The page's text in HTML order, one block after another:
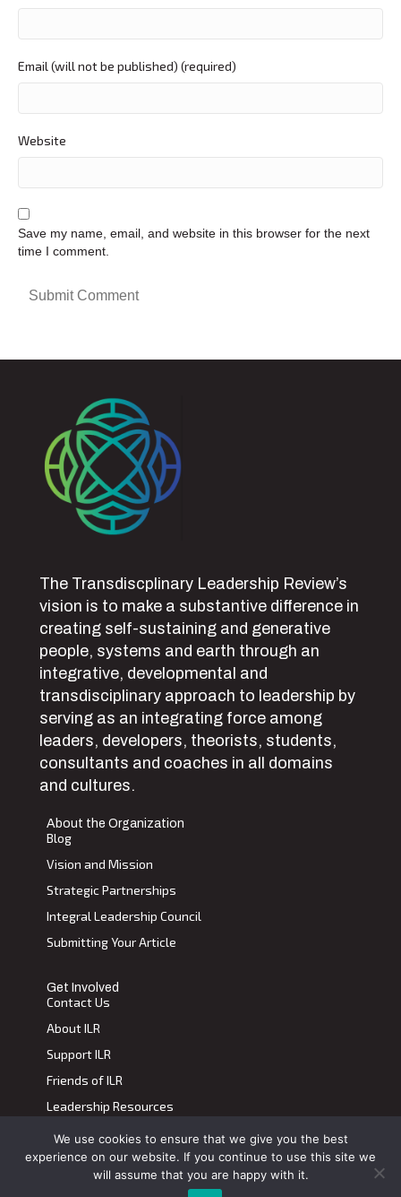
Email (will not be published) (required)
Website
Save my name, email, and website in this browser for the next
time I comment.
The Transdiscplinary Leadership Review’s
vision is to make a substantive difference in
creating self-sustaining and generative
people, systems and earth through an
integrative, developmental and
transdisciplinary approach to leadership by
serving as an integrating force among
leaders, developers, theorists, students,
consultants and coaches in all domains
and cultures.
About the Organization
Blog
Vision and Mission
Strategic Partnerships
Integral Leadership Council
Submitting Your Article
Get Involved
Contact Us
About ILR
Support ILR
Friends of ILR
Leadership Resources
Terms of Use |Privacy Policy
Transdiscplinary Leadership Review, All Rights Reserved 2023
We use cookies to ensure that we give you the best
experience on our website. If you continue to use this site we
will assume that you are happy with it.